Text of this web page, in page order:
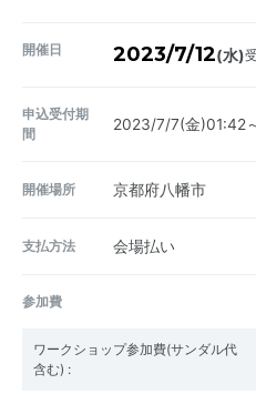
開催日 2023/7/12(水)
申込受付期
間
2023/7/7(金)01:42
開催場所 京都府八幡市
支払方法 会場払い
参加費
ワークショップ参加費(サンダル代
含む) :